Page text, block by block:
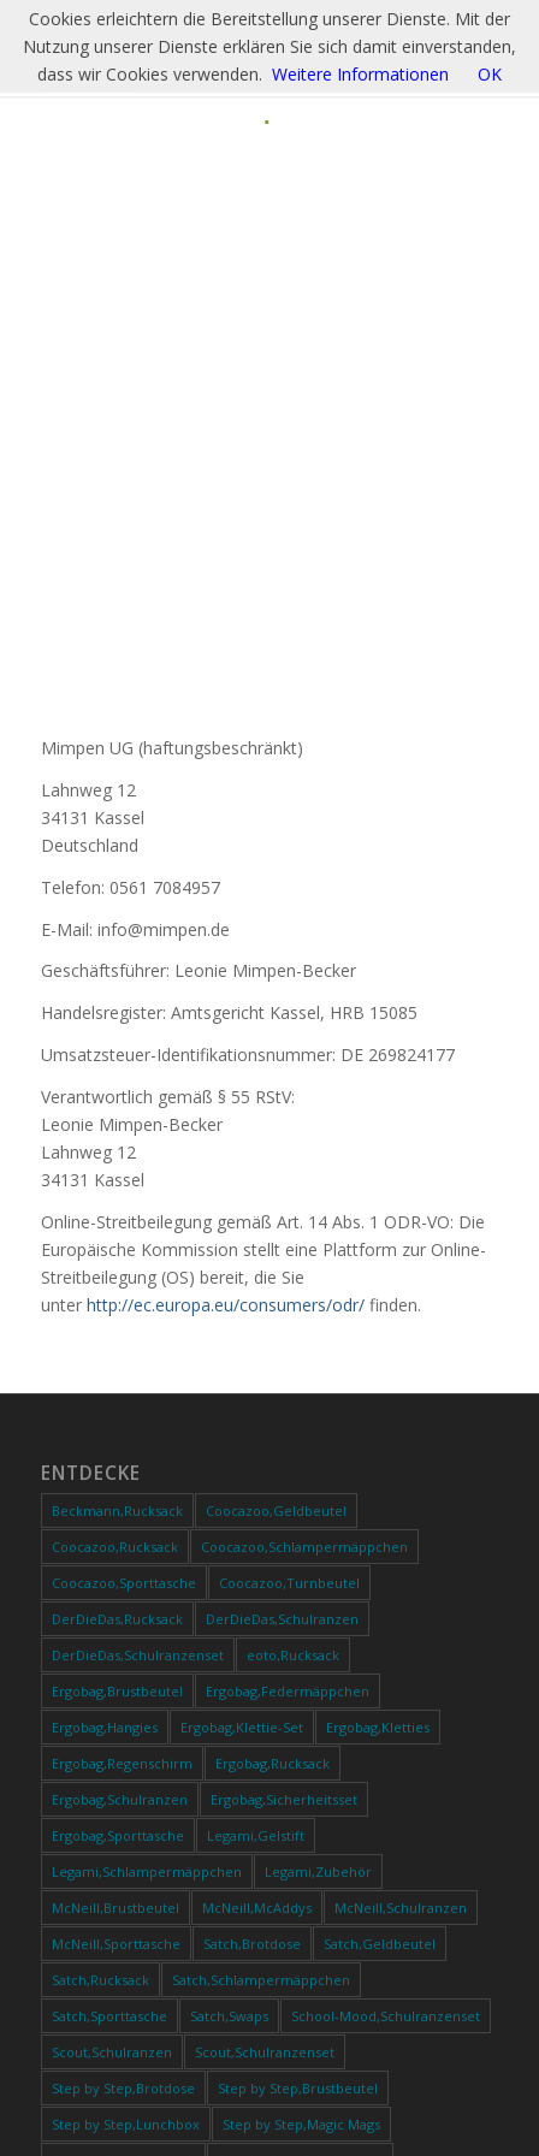
Mimpen UG (haftungsbeschränkt)
Lahnweg 12
34131 Kassel
Deutschland
Telefon: 0561 7084957
E-Mail: info@mimpen.de
Geschäftsführer: Leonie Mimpen-Becker
Handelsregister: Amtsgericht Kassel, HRB 15085
Umsatzsteuer-Identifikationsnummer: DE 269824177
Verantwortlich gemäß § 55 RStV:
Leonie Mimpen-Becker
Lahnweg 12
34131 Kassel
Online-Streitbeilegung gemäß Art. 14 Abs. 1 ODR-VO: Die
Europäische Kommission stellt eine Plattform zur Online-
Streitbeilegung (OS) bereit, die Sie
unter http://ec.europa.eu/consumers/odr/finden.
ENTDECKE
Beckmann,Rucksack
Coocazoo,Geldbeutel
Coocazoo,Rucksack
Coocazoo,Schlampermäppchen
Coocazoo,Sporttasche
Coocazoo,Turnbeutel
DerDieDas,Rucksack
DerDieDas,Schulranzen
DerDieDas,Schulranzenset
eoto,Rucksack
Ergobag,Brustbeutel
Ergobag,Federmäppchen
Ergobag,Hangies
Ergobag,Klettie-Set
Ergobag,Kletties
Ergobag,Regenschirm
Ergobag,Rucksack
Ergobag,Schulranzen
Ergobag,Sicherheitsset
Ergobag,Sporttasche
Legami,Gelstift
Legami,Schlampermäppchen
Legami,Zubehör
McNeill,Brustbeutel
McNeill,McAddys
McNeill,Schulranzen
McNeill,Sporttasche
Satch,Brotdose
Satch,Geldbeutel
Satch,Rucksack
Satch,Schlampermäppchen
Satch,Sporttasche
Satch,Swaps
School-Mood,Schulranzenset
Scout,Schulranzen
Scout,Schulranzenset
Step by Step,Brotdose
Step by Step,Brustbeutel
Step by Step,Lunchbox
Step by Step,Magic Mags
Cookies erleichtern die Bereitstellung unserer Dienste. Mit der
Nutzung unserer Dienste erklären Sie sich damit einverstanden,
dass wir Cookies verwenden. Weitere Informationen OK